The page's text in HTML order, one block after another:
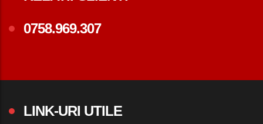
0758.969.307
LINK-URI UTILE